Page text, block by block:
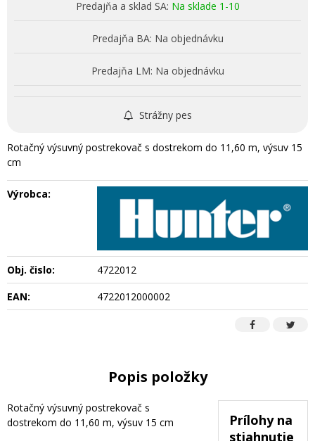
Predajňa a sklad SA: Na sklade 1-10
Predajňa BA: Na objednávku
Predajňa LM: Na objednávku
Strážny pes
Rotačný výsuvný postrekovač s dostrekom do 11,60 m, výsuv 15
cm
Výrobca:
Obj. čislo:
4722012
EAN:
4722012000002
Popis položky
Prílohy na
stiahnutie
Rotačný výsuvný postrekovač s
dostrekom do 11,60 m, výsuv 15 cm